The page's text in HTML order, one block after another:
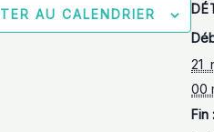
AU CALENDRIER
21
00
Fin :